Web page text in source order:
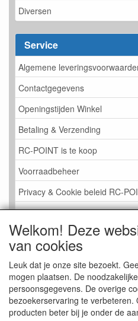
Diversen
Service
Algemene
Contactgegevens
Openingstijden Winkel
Betaling & Verzending
RC-POINT is te koop
Voorraadbeheer
Privacy & Cookie beleid RC-
LINK PAGINA
Gastenboek RC-POINT
Kijkje in de Winkel
Welkom! Deze
van cookies
Leuk dat je onze site bezoekt.
mogen plaatsen. De
persoonsgegevens. De overige
bezoekerservaring te
producten beter bij je onder de